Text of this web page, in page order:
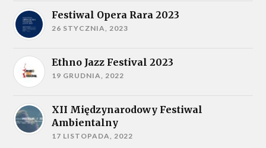
Festiwal Opera Rara 2023
26 STYCZNIA, 2023
Ethno Jazz Festival 2023
19 GRUDNIA, 2022
XII Międzynarodowy Festiwal
Ambientalny
17 LISTOPADA, 2022